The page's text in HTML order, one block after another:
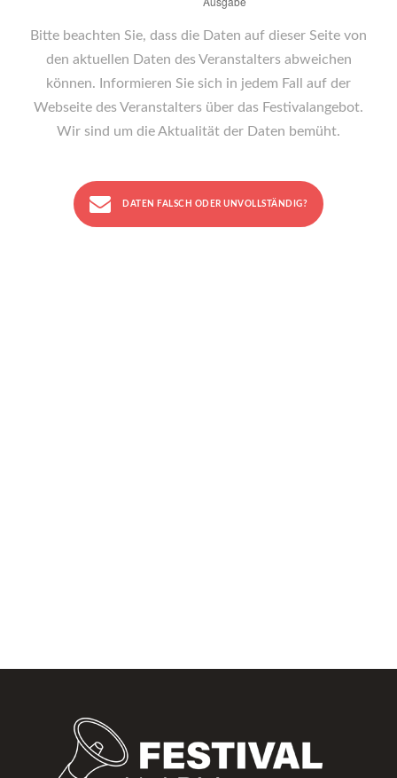
Bitte beachten Sie, dass die Daten auf dieser Seite von
den aktuellen Daten des Veranstalters abweichen
können. Informieren Sie sich in jedem Fall auf der
Webseite des Veranstalters über das Festivalangebot.
Wir sind um die Aktualität der Daten bemüht.
DATEN FALSCH ODER UNVOLLSTÄNDIG?